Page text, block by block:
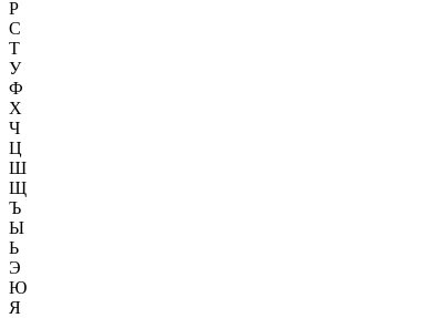
Р
С
Т
У
Ф
Х
Ч
Ц
Ш
Щ
Ъ
Ы
Ь
Э
Ю
Я